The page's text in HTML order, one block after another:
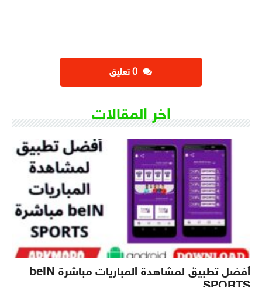
اخر المقالات
أفضل تطبيق لمشاهدة المباريات مباشرة beIN